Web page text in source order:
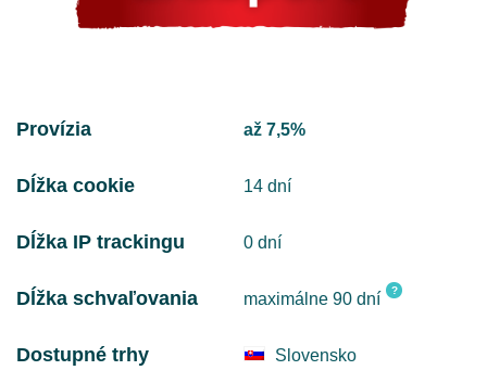
Provízia až 7,5%
Dĺžka cookie 14 dní
Dĺžka IP trackingu 0 dní
Dĺžka schvaľovania maximálne 90 dní ?
Dostupné trhy Slovensko